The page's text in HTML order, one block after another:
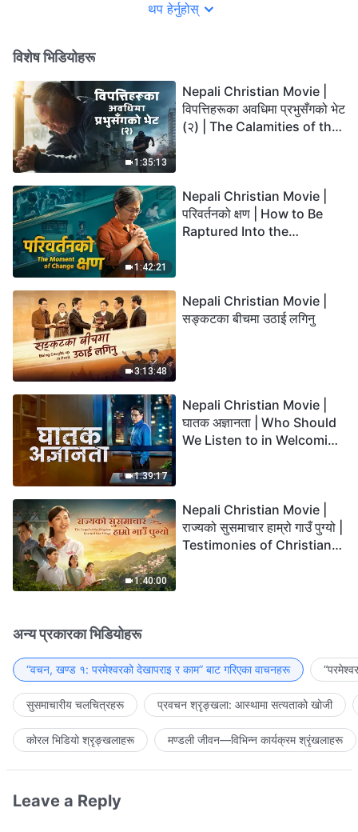
थप हेर्नुहोस्
विशेष भिडियोहरू
1:35:13
Nepali Christian Movie |
विपत्तिहरूका अवधिमा प्रभुसँगको भेट
(२) | The Calamities of the
1:42:21
Nepali Christian Movie |
परिवर्तनको क्षण | How to Be
Raptured Into the
3:13:48
Nepali Christian Movie |
सङ्कटका बीचमा उठाई लगिनु
1:39:17
Nepali Christian Movie |
घातक अज्ञानता | Who Should
We Listen to in Welcoming
1:40:00
Nepali Christian Movie |
राज्यको सुसमाचार हाम्रो गाउँ पुग्यो |
Testimonies of Christians
अन्य प्रकारका भिडियोहरू
“वचन, खण्ड १: परमेश्‍वरको देखापराइ र काम” बाट गरिएका वाचनहरू
सुसमाचारीय चलचित्रहरू प्रवचन श्रृङ्खला: आस्थामा सत्यताको खोजी
कोरल भिडियो श्रृङ्खलाहरू मण्डली जीवन—विभिन्‍न कार्यक्रम श्रृंखलाहरू
Leave a Reply